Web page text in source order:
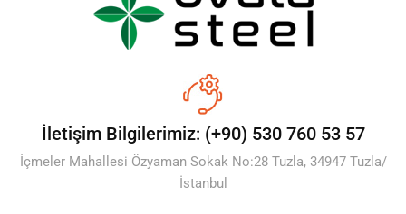
İletişim Bilgilerimiz: (+90) 530 760 53 57
İçmeler Mahallesi Özyaman Sokak No:28 Tuzla, 34947 Tuzla/
İstanbul